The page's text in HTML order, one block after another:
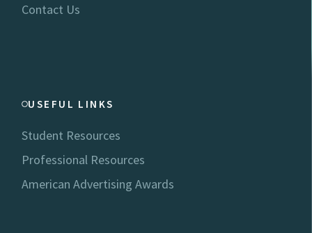
Contact Us
USEFUL LINKS
Student Resources
Professional Resources
American Advertising Awards